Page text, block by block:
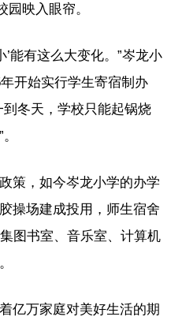
园映入眼帘。
’能有这么大变化。”岑龙小
开始实行学生寄宿制办
冬天，学校只能起锅烧
策，如今岑龙小学的办学
操场建成投用，师生宿舍
图书室、音乐室、计算机
亿万家庭对美好生活的期